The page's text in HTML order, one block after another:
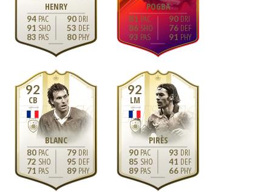
HENRY
94
91
83
90
53
80
POGBA
81
86
93
90
76
91
92
CB
BLANC
80
72
71
79
95
89
92
LM
PIRÈS
90
85
89
93
41
66